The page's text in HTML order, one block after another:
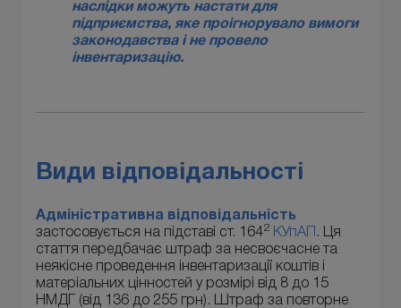
наслідки можуть настати для
підприємства, яке проігнорувало вимоги
законодавства і не провело
інвентаризацію.
Види відповідальності
Адміністративна відповідальність
застосовується на підставі ст. 1642 КУпАП
. Ця
стаття передбачає штраф за несвоєчасне та
неякісне проведення інвентаризації коштів і
матеріальних цінностей у розмірі від 8 до 15
НМДГ (від 136 до 255 грн). Штраф за повторне